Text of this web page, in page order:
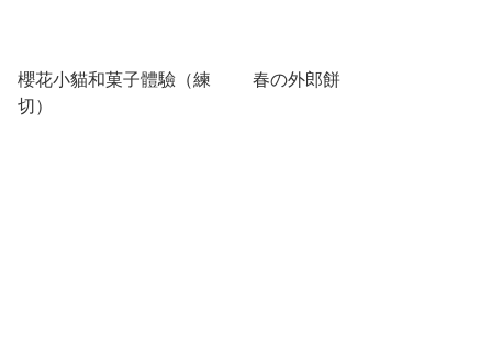
櫻花小貓和菓子體驗（練
切）
春の外郎餅